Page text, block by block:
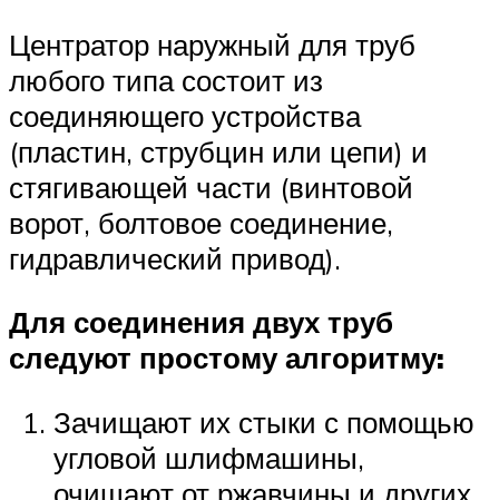
Центратор наружный для труб
любого типа состоит из
соединяющего устройства
(пластин, струбцин или цепи) и
стягивающей части (винтовой
ворот, болтовое соединение,
гидравлический привод).
Для соединения двух труб
следуют простому алгоритму:
Зачищают их стыки с помощью
угловой шлифмашины,